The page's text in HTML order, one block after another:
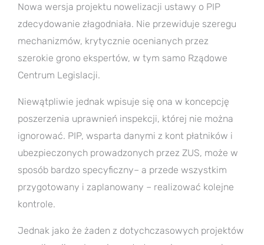
Nowa wersja projektu nowelizacji ustawy o PIP
zdecydowanie złagodniała. Nie przewiduje szeregu
mechanizmów, krytycznie ocenianych przez
szerokie grono ekspertów, w tym samo Rządowe
Centrum Legislacji.
Niewątpliwie jednak wpisuje się ona w koncepcję
poszerzenia uprawnień inspekcji, której nie można
ignorować. PIP, wsparta danymi z kont płatników i
ubezpieczonych prowadzonych przez ZUS, może w
sposób bardzo specyficzny– a przede wszystkim
przygotowany i zaplanowany – realizować kolejne
kontrole.
Jednak jako że żaden z dotychczasowych projektów